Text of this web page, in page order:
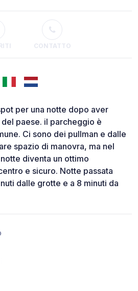
CONTATTO
per una notte dopo aver
paese. il parcheggio è
Ci sono dei pullman e dalle
spazio di manovra, ma nel
diventa un ottimo
e sicuro. Notte passata
dalle grotte e a 8 minuti da